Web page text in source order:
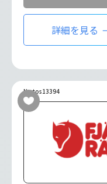
詳細を見る
No.tos13394